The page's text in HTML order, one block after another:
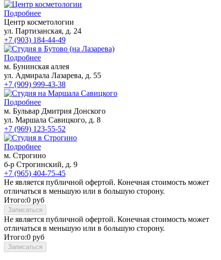
SPA-шугаринг
Электроэпиляция груди
Электроэпиляция лица
Лазерная эпиляция
Лазерная эпиляция бикини
Лазерная эпиляция верхней губы
Лазерная эпиляция живота
Ресницы
Наращивание ресниц
Химическая завивка ресниц
Окрашивание ресниц
Брови
Подробнее
Центр косметологии
ул. Партизанская, д. 24
+7 (903) 184-44-49
Подробнее
м. Бунинская аллея
ул. Адмирала Лазарева, д. 55
+7 (909) 999-43-38
Подробнее
м. Бульвар Дмитрия Донского
ул. Маршала Савицкого, д. 8
+7 (969) 123-55-52
Подробнее
м. Строгино
б-р Строгинский, д. 9
+7 (965) 404-75-45
Не является публичной офертой. Конечная стоимость может
отличаться в меньшую или в большую сторону.
Итого:0 руб
Записаться
Не является публичной офертой. Конечная стоимость может
отличаться в меньшую или в большую сторону.
Итого:0 руб
Записаться